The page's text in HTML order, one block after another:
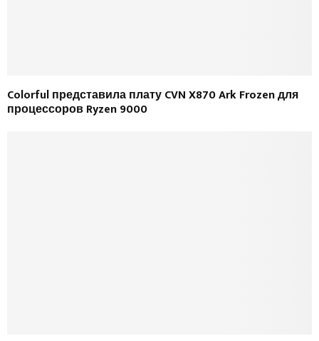
Colorful представила плату CVN X870 Ark Frozen для
процессоров Ryzen 9000